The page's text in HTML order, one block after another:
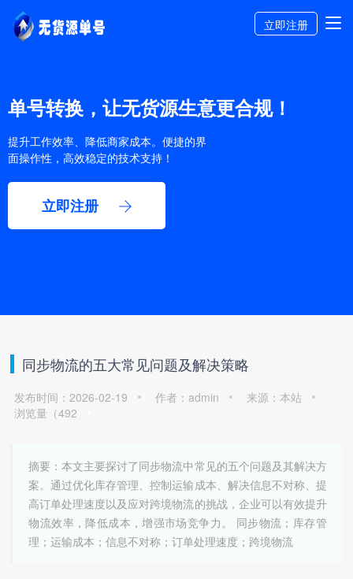
立即注册
单号转换，让无货源生意更合规！
提升工作效率、降低商家成本。便捷的界
面操作性，高效稳定的技术支持！
立即注册
同步物流的五大常见问题及解决策略
发布时间：2026-02-19 作者：admin
来源：本站
浏览量（492
摘要：本文主要探讨了同步物流中常见的五个问题及其解决方
案。通过优化库存管理、控制运输成本、解决信息不对称、提
高订单处理速度以及应对跨境物流的挑战，企业可以有效提升
物流效率，降低成本，增强市场竞争力。 同步物流；库存管
理；运输成本；信息不对称；订单处理速度；跨境物流